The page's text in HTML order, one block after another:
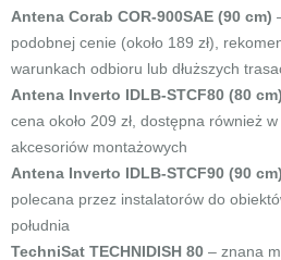
Antena Corab COR-900SAE (90 cm)
podobnej cenie (około 189 zł),
warunkach odbioru lub dłuższych
Antena Inverto IDLB-STCF80 (80 cm)
cena około 209 zł, dostępna również
akcesoriów montażowych
Antena Inverto IDLB-STCF90 (90 cm)
polecana przez instalatorów do
południa
TechniSat TECHNIDISH 80 – znana